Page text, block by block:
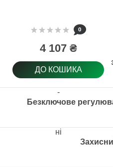
Безключова
Безключове
0
4 107 ₴
ДО КОШИКА
-
ні